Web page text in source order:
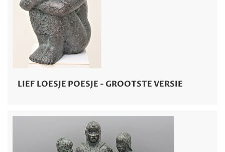
LIEF LOESJE POESJE - GROOTSTE VERSIE